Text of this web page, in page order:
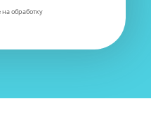
на обработку